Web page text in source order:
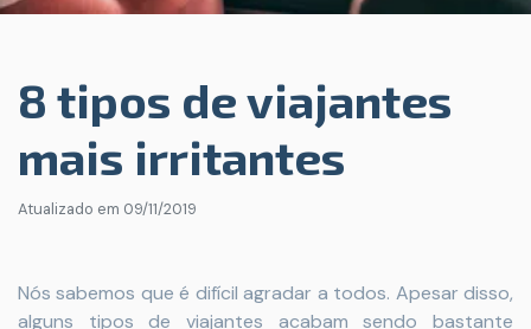
8 tipos de viajantes
mais irritantes
Atualizado em 09/11/2019
Nós sabemos que é difícil agradar a todos. Apesar disso,
alguns tipos de viajantes acabam sendo bastante